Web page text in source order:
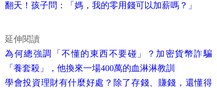
翻天！孩子問：「媽，我的零用錢可以加薪嗎？」
延伸閱讀
為何總強調「不懂的東西不要碰」？加密貨幣詐騙
「養套殺」，他換來一場400萬的血淋淋教訓
學會投資理財有什麼好處？除了存錢、賺錢，還懂得